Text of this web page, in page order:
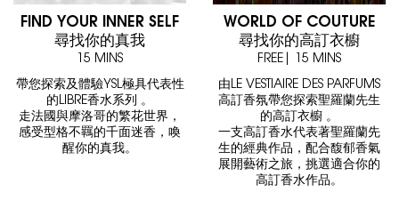
FIND YOUR INNER SELF
尋找你的真我
15 MINS
帶您探索及體驗YSL極具代表性
的LIBRE香水系列 。
走法國與摩洛哥的繁花世界，
感受型格不羈的千面迷香，喚
醒你的真我。
WORLD OF COUTURE
尋找你的高訂衣櫥
FREE| 15 MINS
由LE VESTIAIRE DES PARFUMS
高訂香氛帶您探索聖羅蘭先生
的高訂衣櫥 。
一支高訂香水代表著聖羅蘭先
生的經典作品，配合馥郁香氣
展開藝術之旅，挑選適合你的
高訂香水作品。